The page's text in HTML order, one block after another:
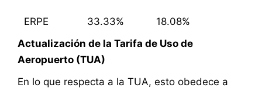
ERPE 33.33%
18.08%
Actualización de la Tarifa de Uso de
Aeropuerto (TUA)
En lo que respecta a la TUA, esto obedece a